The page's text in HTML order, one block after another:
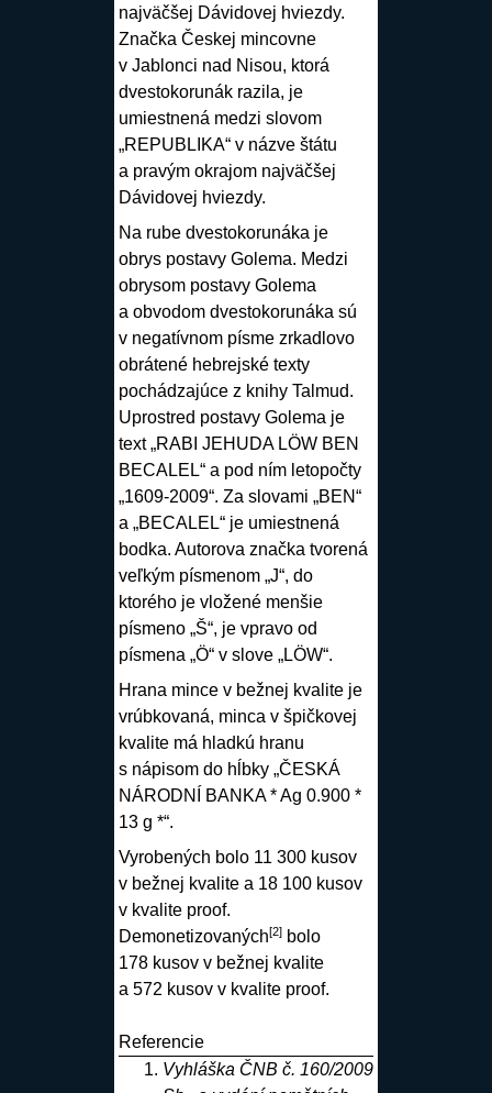
najväčšej Dávidovej hviezdy.
Značka Českej mincovne
v Jablonci nad Nisou, ktorá
dvestokorunák razila, je
umiestnená medzi slovom
„REPUBLIKA“ v názve štátu
a pravým okrajom najväčšej
Dávidovej hviezdy.
Na rube dvestokorunáka je
obrys postavy Golema. Medzi
obrysom postavy Golema
a obvodom dvestokorunáka sú
v negatívnom písme zrkadlovo
obrátené hebrejské texty
pochádzajúce z knihy Talmud.
Uprostred postavy Golema je
text „RABI JEHUDA LÖW BEN
BECALEL“ a pod ním letopočty
„1609-2009“. Za slovami „BEN“
a „BECALEL“ je umiestnená
bodka. Autorova značka tvorená
veľkým písmenom „J“, do
ktorého je vložené menšie
písmeno „Š“, je vpravo od
písmena „Ö“ v slove „LÖW“.
Hrana mince v bežnej kvalite je
vrúbkovaná, minca v špičkovej
kvalite má hladkú hranu
s nápisom do hĺbky „ČESKÁ
NÁRODNÍ BANKA * Ag 0.900 *
13 g *“.
Vyrobených bolo 11 300 kusov
v bežnej kvalite a 18 100 kusov
v kvalite proof.
Demonetizovaných[2]bolo
178 kusov v bežnej kvalite
a 572 kusov v kvalite proof.
Referencie
Vyhláška ČNB č. 160/2009